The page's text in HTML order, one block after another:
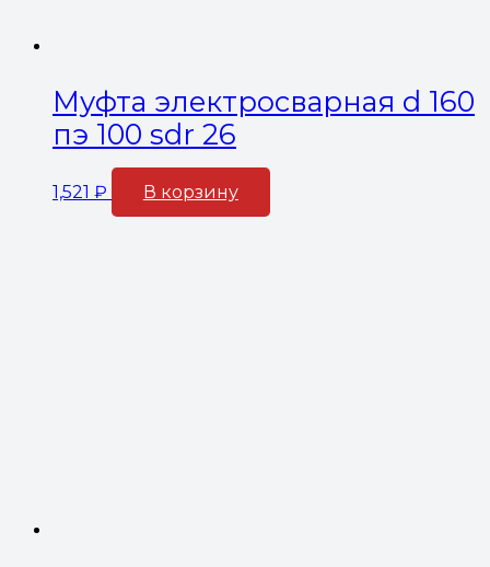
Муфта электросварная d 160
пэ 100 sdr 26
1,521 ₽ В корзину